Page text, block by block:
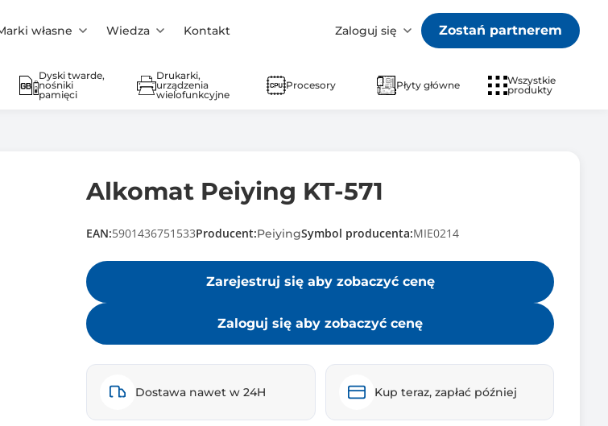
własne Wiedza Kontakt Zaloguj się Zostań partnerem
Dyski twarde,
nośniki
pamięci
Drukarki,
urządzenia
wielofunkcyjne
Procesory Płyty główne
Wszystkie
produkty
Alkomat Peiying KT-571
EAN:5901436751533Producent:PeiyingSymbol producenta:MIE0214
Zarejestruj się aby zobaczyć cenę
Zaloguj się aby zobaczyć cenę
Dostawa nawet w 24H Kup teraz, zapłać później